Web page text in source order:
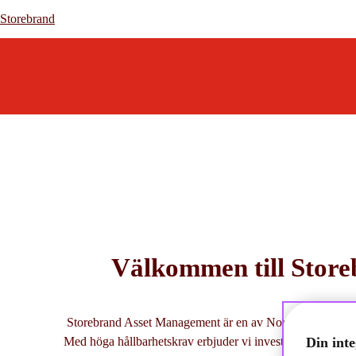
Storebrand
Storebrand
Välkommen till
Storebrand Asset Management är en av Nordens
Med höga hållbarhetskrav erbjuder vi investeringar i
Din